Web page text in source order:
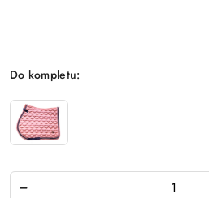
Wariant
Do kompletu: